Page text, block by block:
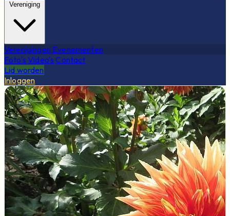
Vereniging
Verenigingen Evenementen
Foto's Video's Contact
Lid worden
Inloggen